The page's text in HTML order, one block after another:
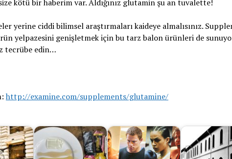
kötü bir haberim var. Aldığınız glutamin şu an tuvalette!
yerine ciddi bilimsel araştırmaları kaideye almalısınız.
yelpazesini genişletmek için bu tarz balon ürünleri de
tecrübe edin…
http://examine.com/supplements/glutamine/